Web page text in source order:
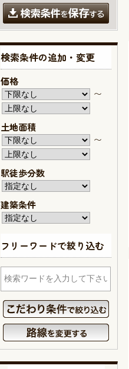
検索条件の追加・変更
価格
〜
土地面積
〜
駅徒歩分数
建築条件
フリーワードで絞り込む